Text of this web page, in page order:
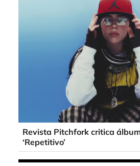
Revista Pitchfork critica
‘Repetitivo’